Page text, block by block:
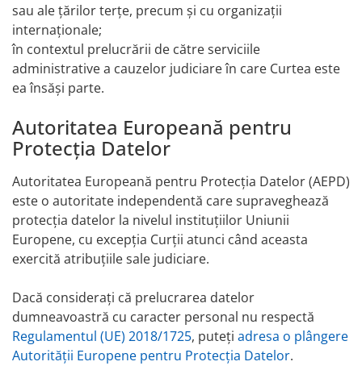
sau ale țărilor terțe, precum și cu organizații
internaționale;
în contextul prelucrării de către serviciile
administrative a cauzelor judiciare în care Curtea este
ea însăși parte.
Autoritatea Europeană pentru
Protecția Datelor
Autoritatea Europeană pentru Protecția Datelor (AEPD)
este o autoritate independentă care supraveghează
protecția datelor la nivelul instituțiilor Uniunii
Europene, cu excepția Curții atunci când aceasta
exercită atribuțiile sale judiciare.
Dacă considerați că prelucrarea datelor
dumneavoastră cu caracter personal nu respectă
Regulamentul (UE) 2018/1725, puteți adresa o plângere
Autorității Europene pentru Protecția Datelor.